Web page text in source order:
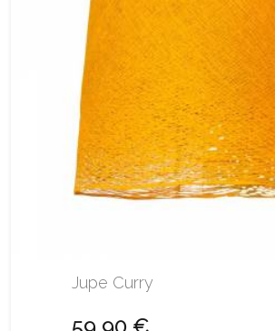
Jupe Curry